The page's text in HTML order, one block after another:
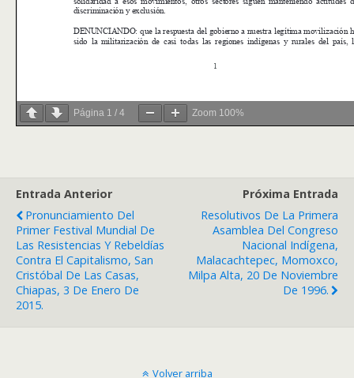
Página 1 / 4 Zoom 100%
Entrada Anterior
Pronunciamiento Del
Primer Festival Mundial De
Las Resistencias Y Rebeldías
Contra El Capitalismo, San
Cristóbal De Las Casas,
Chiapas, 3 De Enero De
2015.
Próxima Entrada
Resolutivos De La Primera
Asamblea Del Congreso
Nacional Indígena,
Malacachtepec, Momoxco,
Milpa Alta, 20 De Noviembre
De 1996.
Volver arriba